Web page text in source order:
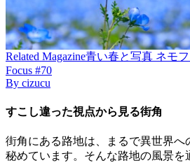
Related Magazine青い春と写真 ネモ
Focus #70
By cizucu
すこし違った視点から見る街角
街角にある路地は、まるで異世界へ
秘めています。そんな路地の風景を